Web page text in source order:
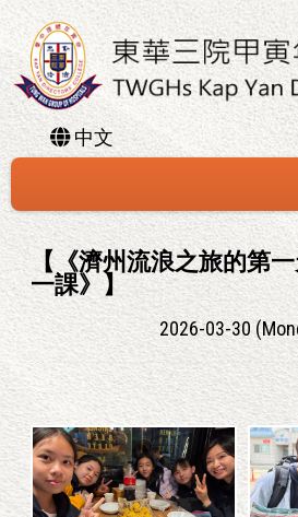
中文
【《濟州流浪之旅的第
一課》】
2026-03-30